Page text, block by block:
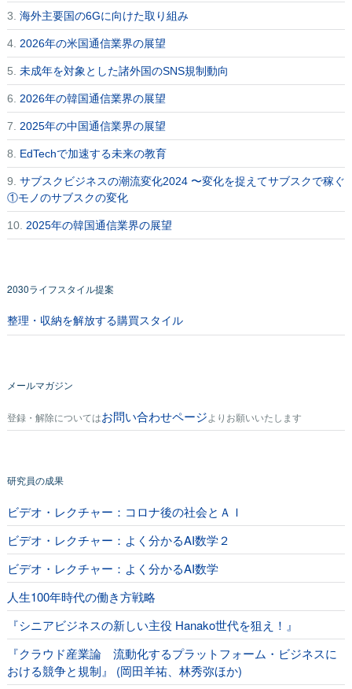
3. 海外主要国の6Gに向けた取り組み
4. 2026年の米国通信業界の展望
5. 未成年を対象とした諸外国のSNS規制動向
6. 2026年の韓国通信業界の展望
7. 2025年の中国通信業界の展望
8. EdTechで加速する未来の教育
9. サブスクビジネスの潮流変化2024 〜変化を捉えてサブスクで稼ぐ
①モノのサブスクの変化
10. 2025年の韓国通信業界の展望
2030ライフスタイル提案
整理・収納を解放する購買スタイル
メールマガジン
登録・解除についてはお問い合わせページよりお願いいたします
研究員の成果
ビデオ・レクチャー：コロナ後の社会とＡＩ
ビデオ・レクチャー：よく分かるAI数学２
ビデオ・レクチャー：よく分かるAI数学
人生100年時代の働き方戦略
『シニアビジネスの新しい主役 Hanako世代を狙え！』
『クラウド産業論 流動化するプラットフォーム・ビジネスに
おける競争と規制』 (岡田羊祐、林秀弥ほか)